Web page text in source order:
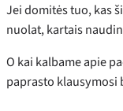
Jei domitės tuo, kas
nuolat, kartais
O kai kalbame apie
paprasto klausymosi